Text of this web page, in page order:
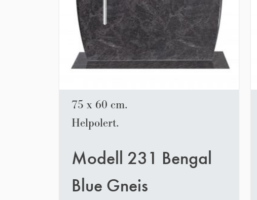
75 x 60 cm.
Helpolert.
Modell 231 Bengal
Blue Gneis